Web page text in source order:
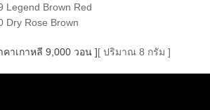
Legend Brown Red
Dry Rose Brown
คาเกาหลี 9,000 วอน ][ ปริมาณ 8 กรัม ]